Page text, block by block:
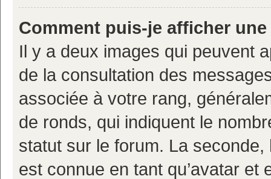
Comment puis-je afficher
Il y a deux images qui peuvent
de la consultation des
associée à votre rang,
de ronds, qui indiquent le
statut sur le forum. La
est connue en tant qu’avatar et